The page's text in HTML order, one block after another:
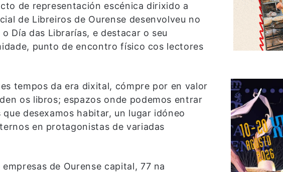
de representación escénica dirixido a
de Libreiros de Ourense desenvolveu no
Día das Librarías, e destacar o seu
punto de encontro físico cos lectores
tempos da era dixital, cómpre por en valor
os libros; espazos onde podemos entrar
desexamos habitar, un lugar idóneo
en protagonistas de variadas
de Ourense capital, 77 na